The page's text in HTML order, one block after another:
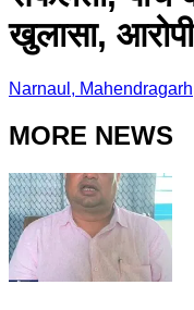
खुलासा,
Narnaul, Mahendragarh
MORE NEWS